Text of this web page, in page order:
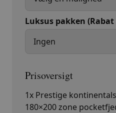
Luksus pakken
1x Prestige
180×200 zone